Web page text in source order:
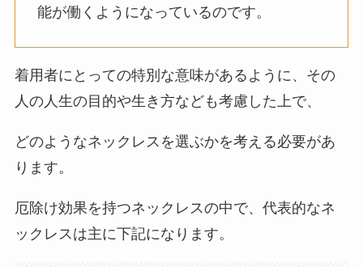
能が働くようになっているのです。
着用者にとっての特別な意味があるように、その
人の人生の目的や生き方なども考慮した上で、
どのようなネックレスを選ぶかを考える必要があ
ります。
厄除け効果を持つネックレスの中で、代表的なネ
ックレスは主に下記になります。